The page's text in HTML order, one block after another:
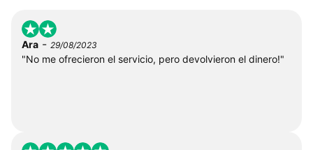
Ara - 29/08/2023
"No me ofrecieron el servicio, pero devolvieron el dinero!"